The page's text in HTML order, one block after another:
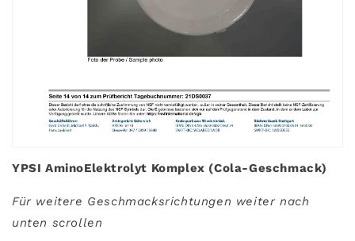
YPSI AminoElektrolyt Komplex (Cola-Geschmack)
Für weitere Geschmacksrichtungen weiter nach
unten scrollen